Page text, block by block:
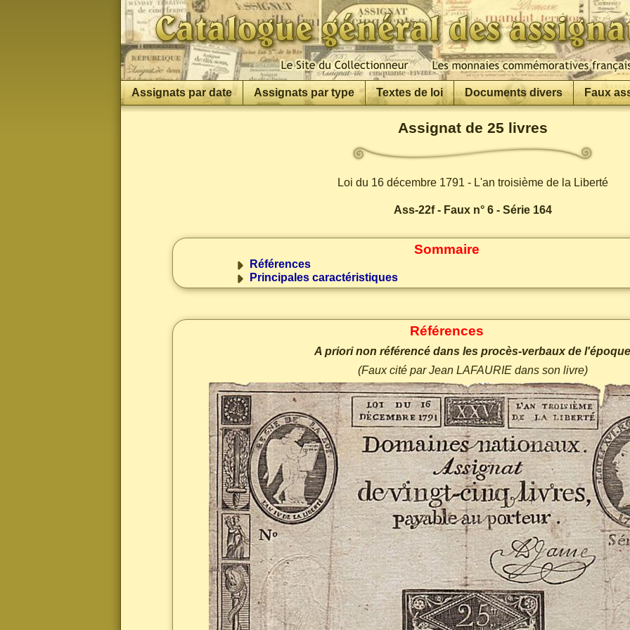
Assignats par date Assignats par type Textes de loi Documents divers Faux
Assignat de 25 livres
Loi du 16 décembre 1791 - L'an troisième de la Liberté
Ass-22f - Faux n° 6 - Série 164
Sommaire
Références
Principales caractéristiques
Références
A priori non référencé dans les procès-verbaux de l'époque
(Faux cité par Jean LAFAURIE dans son livre)